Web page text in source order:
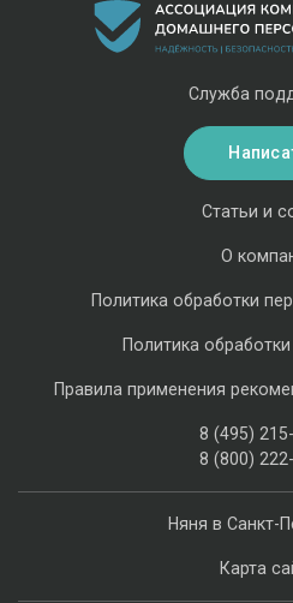
Няня в Санкт-
Карта
Статьи и
О
Политика обработки
Политика
Правила применения
8 (495)
8 (800)
Служба